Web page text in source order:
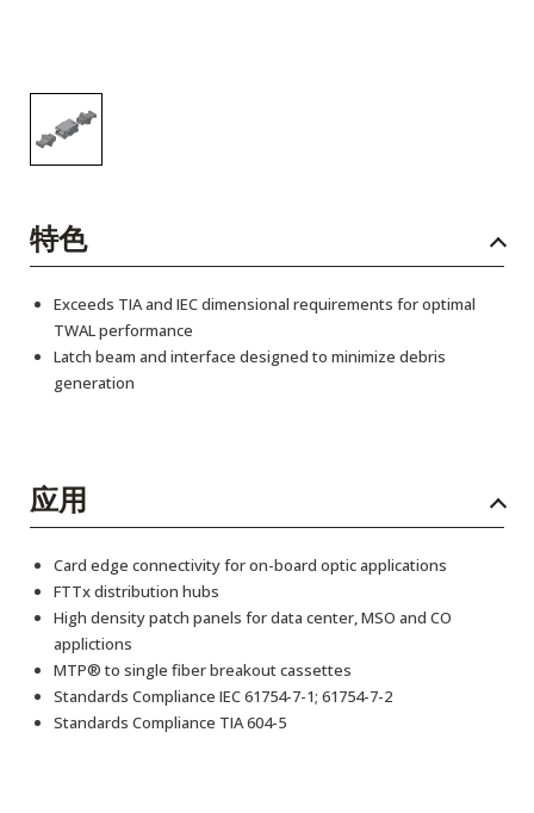
特色
Exceeds TIA and IEC dimensional requirements for optimal
TWAL performance
Latch beam and interface designed to minimize debris
generation
应用
Card edge connectivity for on-board optic applications
FTTx distribution hubs
High density patch panels for data center, MSO and CO
applictions
MTP® to single fiber breakout cassettes
Standards Compliance IEC 61754-7-1; 61754-7-2
Standards Compliance TIA 604-5